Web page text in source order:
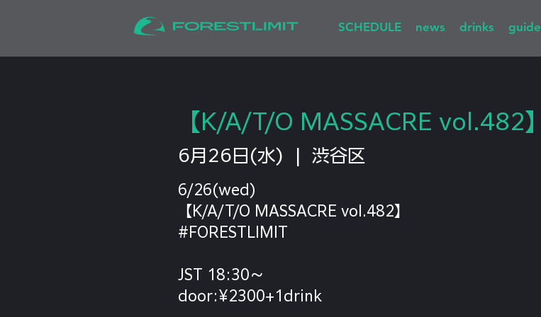
SCHEDULE news drinks guide
【K/A/T/O MASSACRE vol.482】
6月26日(水) 渋谷区
6/26(wed)
【K/A/T/O MASSACRE vol.482】
#FORESTLIMIT
JST 18:30〜
door:¥2300+1drink